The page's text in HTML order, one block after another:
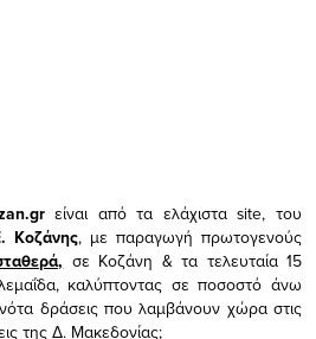
είναι από τα ελάχισταsite, του
Κοζάνης, με παραγωγή πρωτογενούς
σε Κοζάνη & τα τελευταία 15
καλύπτοντας σε ποσοστό άνω
δράσεις που λαμβάνουν χώρα στις
της Δ. Μακεδονίας;